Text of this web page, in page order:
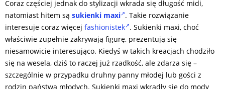
Coraz częściej jednak do stylizacji wkrada się długość midi,
natomiast hitem są sukienki maxi . Takie rozwiązanie
interesuje coraz więcej fashionistek . Sukienki maxi, choć
właściwie zupełnie zakrywają figurę, prezentują się
niesamowicie interesująco. Kiedyś w takich kreacjach chodziło
się na wesela, dziś to raczej już rzadkość, ale zdarza się –
szczególnie w przypadku druhny panny młodej lub gości z
rodzin państwa młodych. Sukienki maxi wkradły się do mody